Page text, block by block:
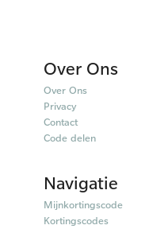
Over Ons
Over Ons
Privacy
Contact
Code delen
Navigatie
Mijnkortingscode
Kortingscodes